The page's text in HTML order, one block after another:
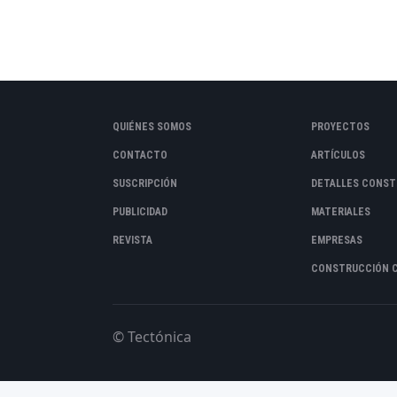
QUIÉNES SOMOS
CONTACTO
SUSCRIPCIÓN
PUBLICIDAD
REVISTA
PROYECTOS
ARTÍCULOS
DETALLES
MATERIALES
EMPRESAS
CONSTRUCCIÓN
© Tectónica